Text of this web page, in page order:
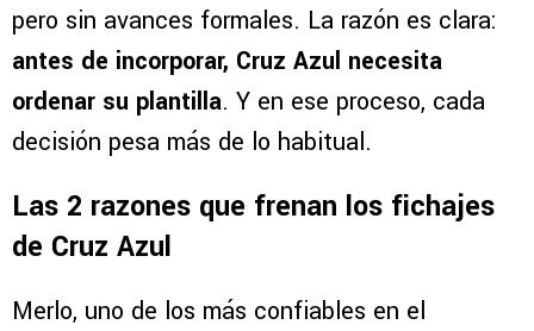
pero sin avances formales. La razón es clara:
antes de incorporar, Cruz Azul necesita
ordenar su plantilla. Y en ese proceso, cada
decisión pesa más de lo habitual.
Las 2 razones que frenan los fichajes
de Cruz Azul
Merlo, uno de los más confiables en el